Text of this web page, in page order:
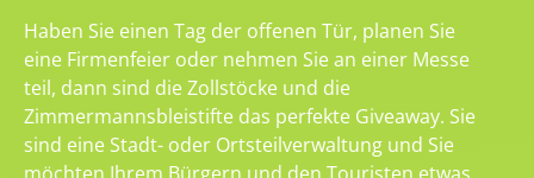
Haben Sie einen Tag der offenen Tür, planen Sie
eine Firmenfeier oder nehmen Sie an einer Messe
teil, dann sind die Zollstöcke und die
Zimmermannsbleistifte das perfekte Giveaway. Sie
sind eine Stadt- oder Ortsteilverwaltung und Sie